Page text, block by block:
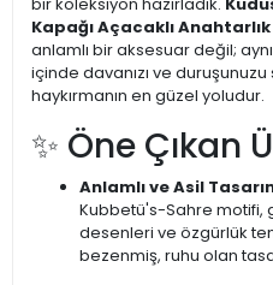
bir koleksiyon hazırladık.
Kapağı Açacaklı
anlamlı bir aksesuar değil;
içinde davanızı ve
haykırmanın en güzel yoludur.
✨ Öne Çıkan
Anlamlı ve Asil
Kubbetü's-Sahre motifi,
desenleri ve özgürlük
bezenmiş, ruhu olan